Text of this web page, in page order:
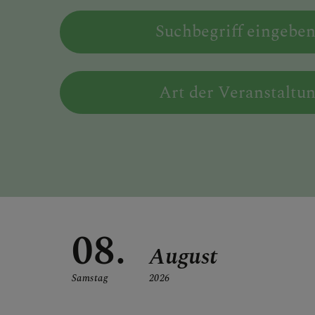
AKTUELLES
TEAM
suchen
Art der
08.
Samstag
August
2026